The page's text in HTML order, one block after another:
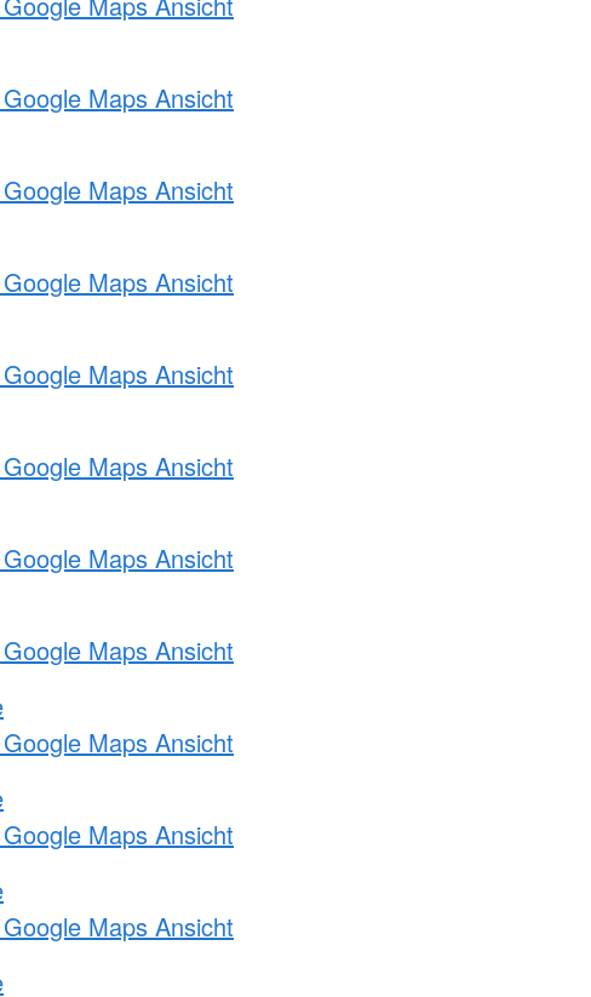
Maps Ansicht
Maps Ansicht
Maps Ansicht
Maps Ansicht
Maps Ansicht
Maps Ansicht
Maps Ansicht
Maps Ansicht
Maps Ansicht
Maps Ansicht